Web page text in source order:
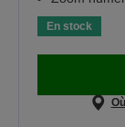
En stock